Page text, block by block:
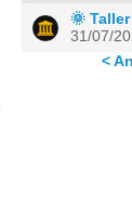
🌞
31/07/
<